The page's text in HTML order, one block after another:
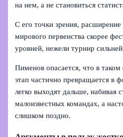
на нем, а не становиться
С его точки зрения, расширение
мирового первенства скорее
уровней, нежели турнир
Пименов опасается, что в
этап частично превращается в
легко выходят дальше, набивая
малоизвестных командах, а
слишком поздно.